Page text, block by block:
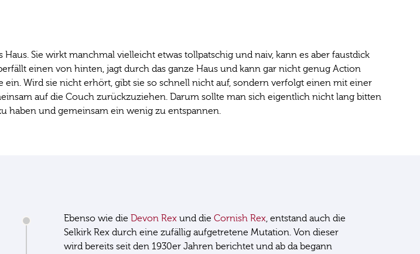
Sie wirkt manchmal vielleicht etwas tollpatschig und naiv, kann es aber faustdick
einen von hinten, jagt durch das ganze Haus und kann gar nicht genug Action
Wird sie nicht erhört, gibt sie so schnell nicht auf, sondern verfolgt einen mit einer
auf die Couch zurückzuziehen. Darum sollte man sich eigentlich nicht lang bitten
haben und gemeinsam ein wenig zu entspannen.
Ebenso wie die Devon Rex und die Cornish Rex , entstand auch die
Selkirk Rex durch eine zufällig aufgetretene Mutation. Von dieser
wird bereits seit den 1930er Jahren berichtet und ab da begann